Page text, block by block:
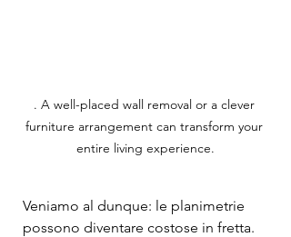
. A well-placed wall removal or a clever
furniture arrangement can transform your
entire living experience.
Veniamo al dunque: le planimetrie
possono diventare costose in fretta.